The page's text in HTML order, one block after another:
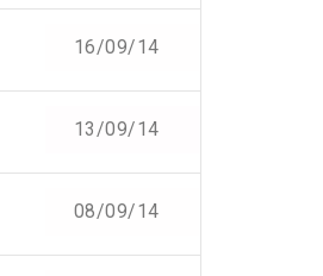
16/09/14
13/09/14
08/09/14